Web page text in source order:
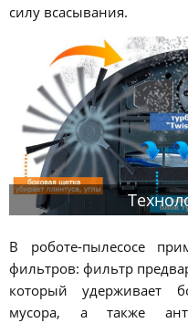
силу всасывания.
В роботе-пылесосе
фильтров: фильтр
который удерживает
мусора, а также